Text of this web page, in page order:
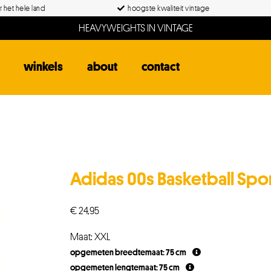
het hele land hoogste kwaliteit vintage
HEAVYWEIGHTS IN VINTAGE
winkels about contact
Adidas 00s Basketball
€24,95
Maat: XXL
opgemeten breedtemaat: 75 cm
opgemeten lengtemaat: 75 cm